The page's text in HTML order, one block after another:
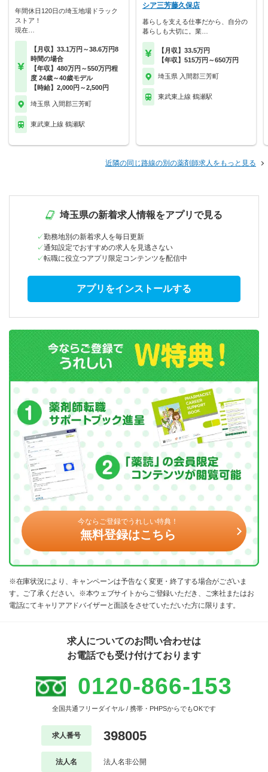
年間休日120日の埼玉地場ドラック
ストア！
現在…
【月収】33.1万円～38.6万円8
時間の場合
【年収】480万円～550万円程
度 24歳～40歳モデル
【時給】2,000円～2,500円
埼玉県 入間郡三芳町
東武東上線 鶴瀬駅
シア三芳藤久保店
暮らしを支える仕事だから、自分の
暮らしも大切に。業…
【月収】33.5万円
【年収】515万円～650万円
埼玉県 入間郡三芳町
東武東上線 鶴瀬駅
近隣の同じ路線の別の薬剤師求人をもっと見る
埼玉県の新着求人情報をアプリで見る
勤務地別の新着求人を毎日更新
通知設定でおすすめの求人を見逃さない
転職に役立つアプリ限定コンテンツを配信中
アプリをインストールする
今ならご登録でうれしい特典！
無料登録はこちら
※在庫状況により、キャンペーンは予告なく変更・終了する場合がございま
す。ご了承ください。※本ウェブサイトからご登録いただき、ご来社またはお
電話にてキャリアアドバイザーと面談をさせていただいた方に限ります。
求人についてのお問い合わせは
お電話でも受け付けております
0120-866-153
全国共通フリーダイヤル / 携帯・PHPSからでもOKです
求人番号 398005
法人名 法人名非公開